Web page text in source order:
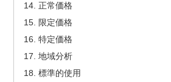
正常価格
限定価格
特定価格
地域分析
標準的使用